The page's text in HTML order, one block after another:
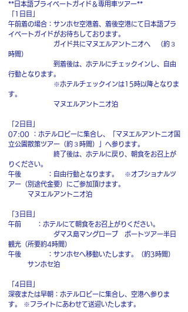
**日本語プライベートガイド＆専用車ツアー**
「1日目」
午前着の場合：サンホセ空港着、着後空港にて日本語プラ
イベートガイドがお待ちしております。
ガイド共にマヌエルアントニオへ （約３
時間）
到着後は、ホテルにチェックインし、自由
行動となります。
※ホテルチェックインは15時以降となりま
す。
マヌエルアントニオ泊
「2日目」
07:00 ：ホテルロビーに集合し、「マヌエルアントニオ国
立公園散策ツアー（約３時間）」へ参ります。
終了後は、ホテルに戻り、朝食をお召上が
りください。
午後 ：自由行動となります。 ※オプショナルツ
アー（別途代金要）にご参加頂けます。
マヌエルアントニオ泊
「3日目」
午前 ：ホテルにて朝食をお召上がりください。
ダマス島マングローブ ボートツアー半日
観光（所要約4時間）
午後 ：サンホセへ移動いたします。（約3時間）
サンホセ泊
「4日目」
深夜または早朝：ホテルロビーに集合し、空港へ参りま
す。 ※フライトにあわせて送迎いたします。